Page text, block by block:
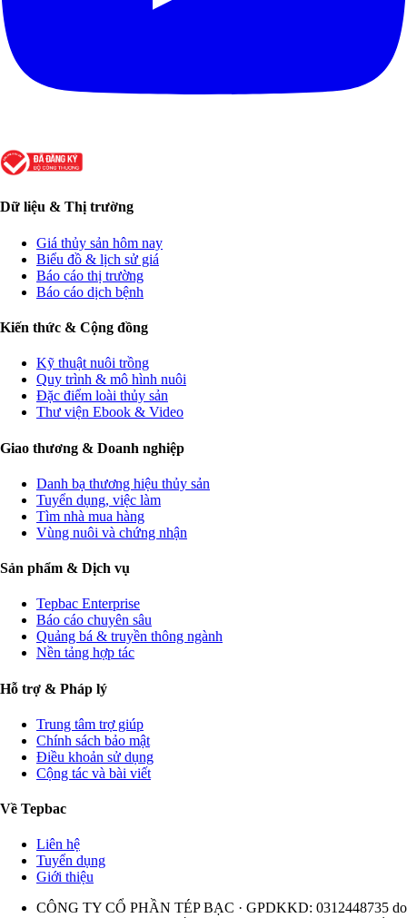
Dữ liệu & Thị trường
Giá thủy sản hôm nay
Biểu đồ & lịch sử giá
Báo cáo thị trường
Báo cáo dịch bệnh
Kiến thức & Cộng đồng
Kỹ thuật nuôi trồng
Quy trình & mô hình nuôi
Đặc điểm loài thủy sản
Thư viện Ebook & Video
Giao thương & Doanh nghiệp
Danh bạ thương hiệu thủy sản
Tuyển dụng, việc làm
Tìm nhà mua hàng
Vùng nuôi và chứng nhận
Sản phẩm & Dịch vụ
Tepbac Enterprise
Báo cáo chuyên sâu
Quảng bá & truyền thông ngành
Nền tảng hợp tác
Hỗ trợ & Pháp lý
Trung tâm trợ giúp
Chính sách bảo mật
Điều khoản sử dụng
Cộng tác và bài viết
Về Tepbac
Liên hệ
Tuyển dụng
Giới thiệu
CÔNG TY CỔ PHẦN TÉP BẠC · GPDKKD: 0312448735 do